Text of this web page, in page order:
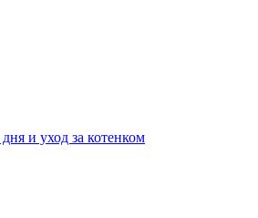
и уход за котенком